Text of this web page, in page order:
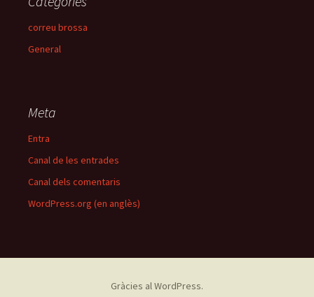
correu brossa
General
Meta
Entra
Canal de les entrades
Canal dels comentaris
WordPress.org (en anglès)
Gràcies al WordPress.